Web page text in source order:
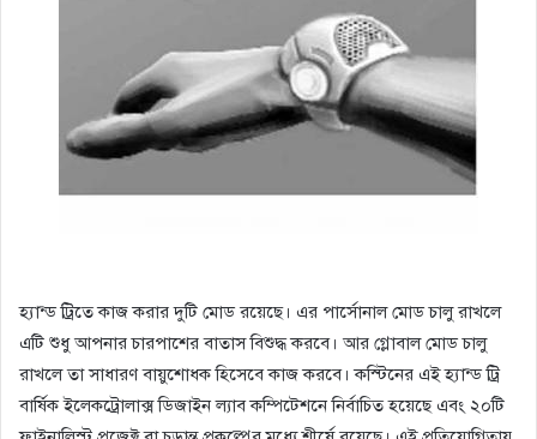
হ্যান্ড ট্রিতে কাজ করার দুটি মোড রয়েছে। এর পার্সোনাল মোড চালু রাখলে
এটি শুধু আপনার চারপাশের বাতাস বিশুদ্ধ করবে। আর গ্লোবাল মোড চালু
রাখলে তা সাধারণ বায়ুশোধক হিসেবে কাজ করবে। কস্টিনের এই হ্যান্ড ট্রি
বার্ষিক ইলেকট্রোলাক্স ডিজাইন ল্যাব কম্পিটেশনে নির্বাচিত হয়েছে এবং ২০টি